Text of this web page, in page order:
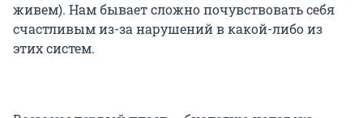
живем). Нам бывает сложно почувствовать себя
счастливым из-за нарушений в какой-либо из
этих систем.